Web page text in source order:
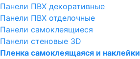
Панели ПВХ декоративные
Панели ПВХ отделочные
Панели самоклеящиеся
Панели стеновые 3D
Пленка самоклеящаяся и наклейки